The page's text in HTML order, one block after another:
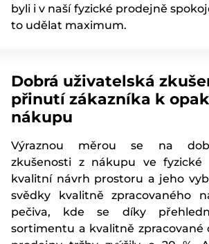
byli i v naší fyzické prodejně
to udělat maximum.
Dobrá uživatelská
přinutí zákazníka k
nákupu
Výraznou měrou se na
zkušenosti z nákupu ve fyzické
kvalitní návrh prostoru a jeho
svědky kvalitně zpracovaného
pečiva, kde se díky
sortimentu a kvalitně zpracované